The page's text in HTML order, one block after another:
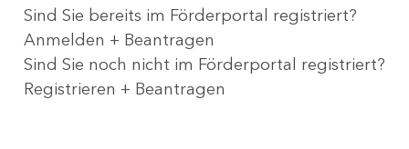
Sind Sie bereits im Förderportal registriert?
Anmelden + Beantragen
Sind Sie noch nicht im Förderportal registriert?
Registrieren + Beantragen